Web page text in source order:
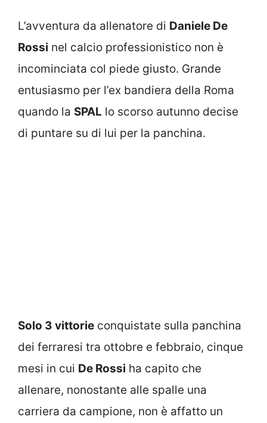
L’avventura da allenatore di Daniele De
Rossi nel calcio professionistico non è
incominciata col piede giusto. Grande
entusiasmo per l’ex bandiera della Roma
quando la SPAL lo scorso autunno decise
di puntare su di lui per la panchina.
Solo 3 vittorie conquistate sulla panchina
dei ferraresi tra ottobre e febbraio, cinque
mesi in cui De Rossi ha capito che
allenare, nonostante alle spalle una
carriera da campione, non è affatto un